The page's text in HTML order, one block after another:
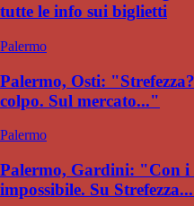
tutte le info sui biglietti
Palermo
Palermo, Osti:
colpo. Sul mercato..."
Palermo
Palermo, Gardini: "Con i
impossibile. Su